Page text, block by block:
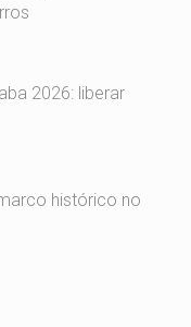
2026: liberar
histórico no